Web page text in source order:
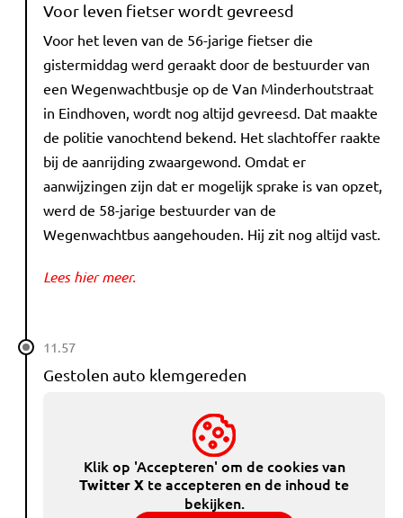
Voor leven fietser wordt gevreesd
Voor het leven van de 56-jarige fietser die
gistermiddag werd geraakt door de bestuurder van
een Wegenwachtbusje op de Van Minderhoutstraat
in Eindhoven, wordt nog altijd gevreesd. Dat maakte
de politie vanochtend bekend. Het slachtoffer raakte
bij de aanrijding zwaargewond. Omdat er
aanwijzingen zijn dat er mogelijk sprake is van opzet,
werd de 58-jarige bestuurder van de
Wegenwachtbus aangehouden. Hij zit nog altijd vast.
Lees hier meer.
11.57
Gestolen auto klemgereden
Klik op 'Accepteren' om de cookies van
Twitter X te accepteren en de inhoud te
bekijken.